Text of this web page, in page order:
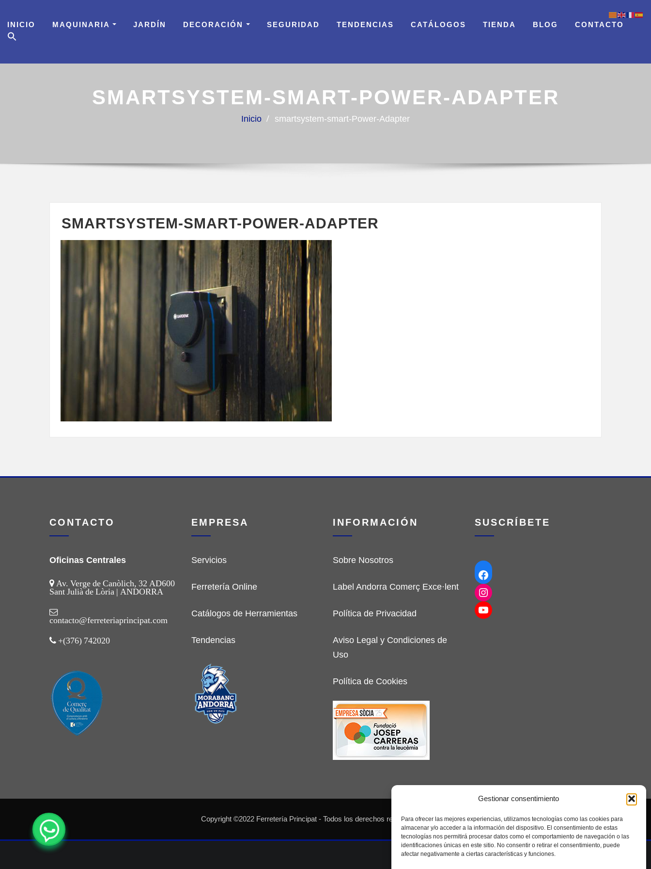
Gestionar consentimiento
Para ofrecer las mejores experiencias, utilizamos tecnologías como las cookies para
almacenar y/o acceder a la información del dispositivo. El consentimiento de estas
tecnologías nos permitirá procesar datos como el comportamiento de navegación o las
identificaciones únicas en este sitio. No consentir o retirar el consentimiento, puede
afectar negativamente a ciertas características y funciones.
content
INICIO MAQUINARIA JARDÍN DECORACIÓN SEGURIDAD TENDENCIAS CATÁLOGOS TIENDA BLOG CONTACTO
SMARTSYSTEM-SMART-POWER-ADAPTER
Inicio smartsystem-smart-Power-Adapter
SMARTSYSTEM-SMART-POWER-ADAPTER
CONTACTO
Oficinas Centrales
Av. Verge de Canòlich, 32 AD600
Sant Julià de Lòria | ANDORRA
contacto@ferreteriaprincipat.com
+(376) 742020
EMPRESA
Servicios
Ferretería Online
Catálogos de Herramientas
Tendencias
INFORMACIÓN
Sobre Nosotros
Label Andorra Comerç Exce·lent
Política de Privacidad
Aviso Legal y Condiciones de
Uso
Política de Cookies
SUSCRÍBETE
Facebook
Instagram
YouTube
Copyright ©2022 Ferretería Principat - Todos los derechos reservados - Seolab